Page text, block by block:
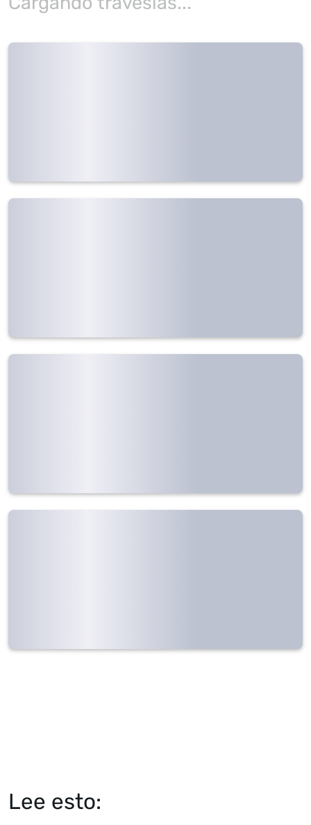
Lee esto: